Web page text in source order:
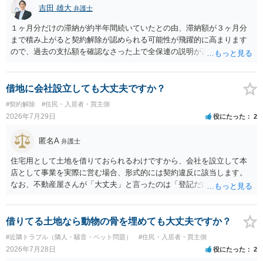
吉田 雄大 弁護士
１ヶ月分だけの滞納が約半年間続いていたとの由、滞納額が３ヶ月分
まで積み上がると契約解除が認められる可能性が飛躍的に高まります
ので、過去の支払額を確認なさった上で全保連の説明が正しければ、
た理由は気になるところですが、中身のある返答は期待できないと思
います。
借地に会社設立しても大丈夫ですか？
#契約解除 #住民・入居者・買主側
2026年7月29日 役にたった 2
匿名A 弁護士
住宅用として土地を借りておられるわけですから、会社を設立して本
店として事業を実際に営む場合、形式的には契約違反に該当します。
なお、不動産屋さんが「大丈夫」と言ったのは「登記だけなら実務上
れますが、これは法的な保証ではありません。 ただ、解除まで認めら
れるかどうかについては信頼関係が破壊されたかどうかで判断されま
すので、建物を事務所・店舗用に大きく改築する等までなさらない限
り、リスクはそれほど大きくないかもしれません。 しかしそれでも、
大家さんが契約違反を口実に、将来の更新時に更新料の上乗せを要求
借りてる土地なら動物の骨を埋めても大丈夫ですか？
#近隣トラブル（隣人・騒音・ペット問題） #住民・入居者・買主側
2026年7月28日 役にたった 2